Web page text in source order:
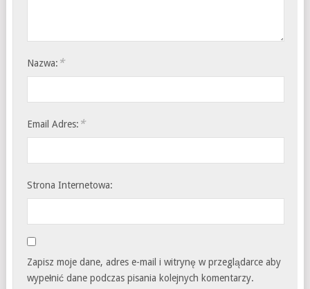
Nazwa: *
Email Adres: *
Strona Internetowa:
Zapisz moje dane, adres e-mail i witrynę w przeglądarce aby
wypełnić dane podczas pisania kolejnych komentarzy.